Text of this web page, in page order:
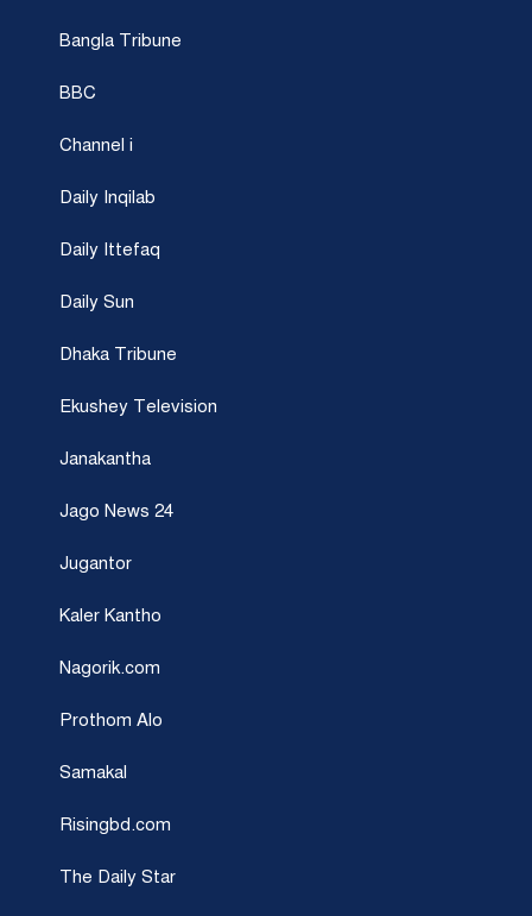
Bangla Tribune
BBC
Channel i
Daily Inqilab
Daily Ittefaq
Daily Sun
Dhaka Tribune
Ekushey Television
Janakantha
Jago News 24
Jugantor
Kaler Kantho
Nagorik.com
Prothom Alo
Samakal
Risingbd.com
The Daily Star